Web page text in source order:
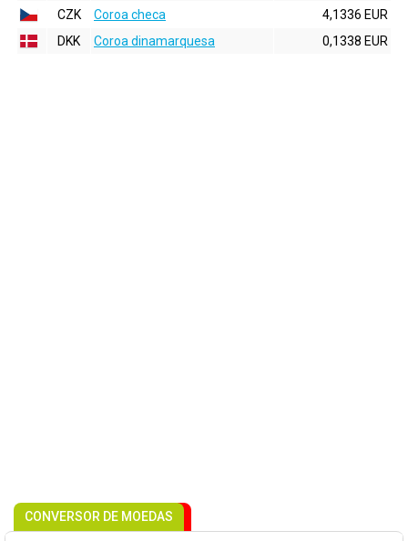
CZK
Coroa checa
4,1336 EUR
DKK
Coroa dinamarquesa 0,1338 EUR
CONVERSOR DE MOEDAS